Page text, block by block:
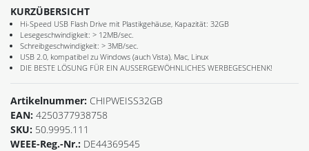
KURZÜBERSICHT
Hi-Speed USB Flash Drive mit Plastikgehäuse, Kapazität: 32GB
Lesegeschwindigkeit: > 12MB/sec.
Schreibgeschwindigkeit: > 3MB/sec.
USB 2.0, kompatibel zu Windows (auch Vista), Mac, Linux
DIE BESTE LÖSUNG FÜR EIN AUSSERGEWÖHNLICHES WERBEGESCHENK!
Artikelnummer: CHIPWEISS32GB
EAN: 4250377938758
SKU: 50.9995.111
WEEE-Reg.-Nr.: DE44369545